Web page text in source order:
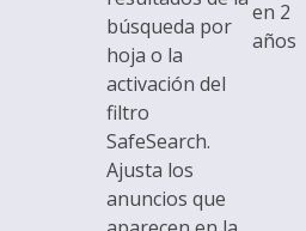
búsqueda por
hoja o la
activación del
filtro
SafeSearch.
Ajusta los
anuncios que
en 2
años